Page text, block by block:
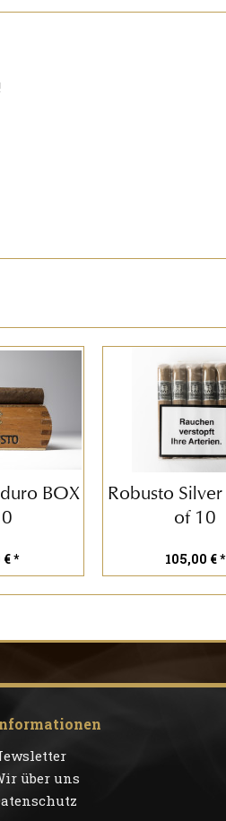
BOX
*
Robusto
of 10
105,00 € *
über uns